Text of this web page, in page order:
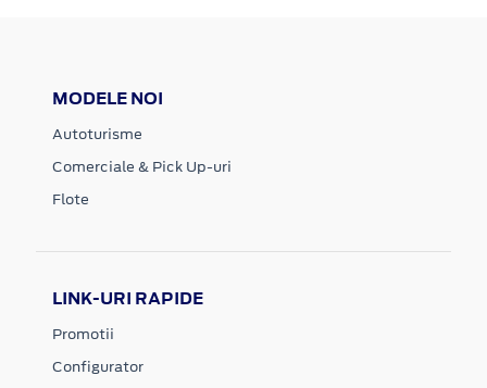
MODELE NOI
Autoturisme
Comerciale & Pick Up-uri
Flote
LINK-URI RAPIDE
Promotii
Configurator